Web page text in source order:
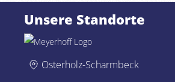
Unsere Standorte
Osterholz-Scharmbeck